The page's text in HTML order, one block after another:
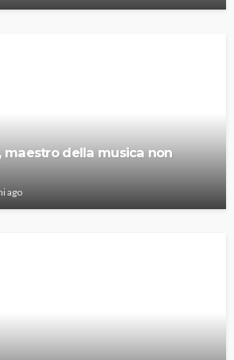
maestro della musica non
ago